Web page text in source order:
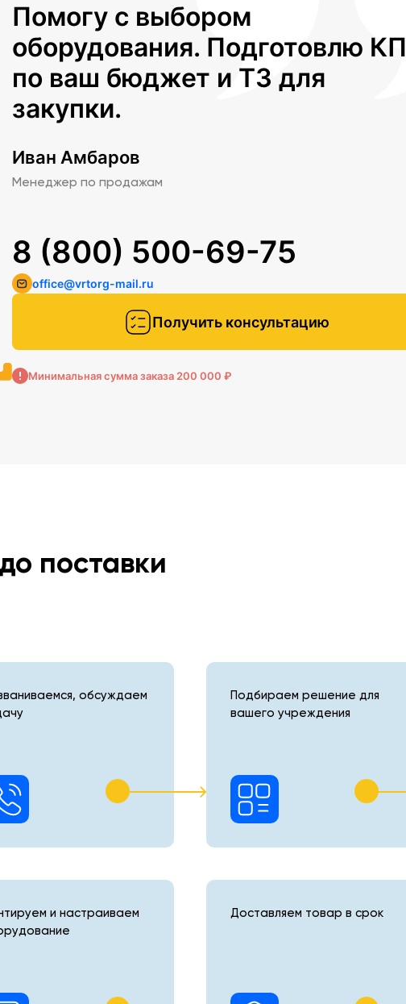
Помогу с выбором
оборудования. Подготовлю КП
по ваш бюджет и ТЗ для
закупки.
Иван Амбаров
Менеджер по продажам
Получить консультацию
8 (800) 500-69-75
office@vrtorg-mail.ru
Минимальная сумма заказа 200 000 ₽
поставки
обсуждаем
Подбираем решение для
вашего учреждения
и настраиваем
Доставляем товар в срок